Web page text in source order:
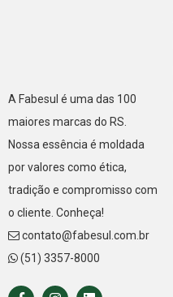
A Fabesul é uma das 100
maiores marcas do RS.
Nossa essência é moldada
por valores como ética,
tradição e compromisso com
o cliente. Conheça!
contato@fabesul.com.br
(51) 3357-8000